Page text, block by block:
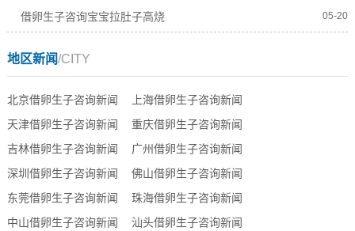
借卵生子咨询宝宝拉肚子高烧 05-20
地区新闻/CITY
北京借卵生子咨询新闻
上海借卵生子咨询新闻
天津借卵生子咨询新闻
重庆借卵生子咨询新闻
吉林借卵生子咨询新闻
广州借卵生子咨询新闻
深圳借卵生子咨询新闻
佛山借卵生子咨询新闻
东莞借卵生子咨询新闻
珠海借卵生子咨询新闻
中山借卵生子咨询新闻
汕头借卵生子咨询新闻